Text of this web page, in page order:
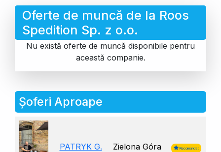
Oferte de muncă de la Roos
Spedition Sp. z o.o.
Nu există oferte de muncă disponibile pentru
această companie.
Șoferi Aproape
PATRYK G. Zielona Góra Recomandat